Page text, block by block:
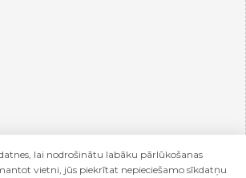
lai nodrošinātu labāku pārlūkošanas
vietni, jūs piekrītat nepieciešamo sīkdatņu